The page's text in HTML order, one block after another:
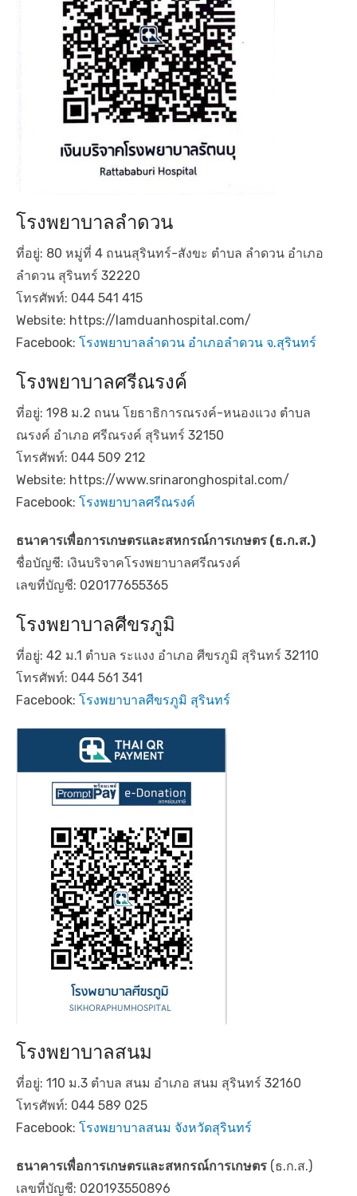
โรงพยาบาลลำดวน
ที่อยู่: 80 หมู่ที่ 4 ถนนสุรินทร์-สังขะ ตำบล ลำดวน อำเภอ
ลำดวน สุรินทร์ 32220
โทรศัพท์: 044 541 415
Website: https://lamduanhospital.com/
Facebook: โรงพยาบาลลำดวน อำเภอลำดวน จ.สุรินทร์
โรงพยาบาลศรีณรงค์
ที่อยู่: 198 ม.2 ถนน โยธาธิการณรงค์-หนองแวง ตำบล
ณรงค์ อำเภอ ศรีณรงค์ สุรินทร์ 32150
โทรศัพท์: 044 509 212
Website: https://www.srinaronghospital.com/
Facebook: โรงพยาบาลศรีณรงค์
ธนาคารเพื่อการเกษตรและสหกรณ์การเกษตร (ธ.ก.ส.)
ชื่อบัญชี: เงินบริจาคโรงพยาบาลศรีณรงค์
เลขที่บัญชี: 020177655365
โรงพยาบาลศีขรภูมิ
ที่อยู่: 42 ม.1 ตำบล ระแงง อำเภอ ศีขรภูมิ สุรินทร์ 32110
โทรศัพท์: 044 561 341
Facebook: โรงพยาบาลศีขรภูมิ สุรินทร์
โรงพยาบาลสนม
ที่อยู่: 110 ม.3 ตำบล สนม อำเภอ สนม สุรินทร์ 32160
โทรศัพท์: 044 589 025
Facebook: โรงพยาบาลสนม จังหวัดสุรินทร์
ธนาคารเพื่อการเกษตรและสหกรณ์การเกษตร (ธ.ก.ส.)
เลขที่บัญชี: 020193550896